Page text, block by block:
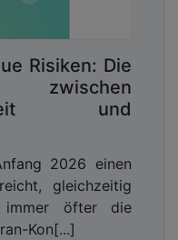
Risiken: Die
und
2026 einen
gleichzeitig
immer öfter die
Kon[...]